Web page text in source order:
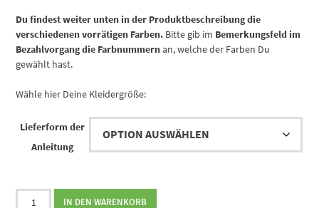
Du findest weiter unten in der Produktbeschreibung die
verschiedenen vorrätigen Farben. Bitte gib im Bemerkungsfeld im
Bezahlvorgang die Farbnummernan, welche der Farben Du
gewählt hast.
Wähle hier Deine Kleidergröße:
Lieferform der
Anleitung
Strickset
IN DEN WARENKORB